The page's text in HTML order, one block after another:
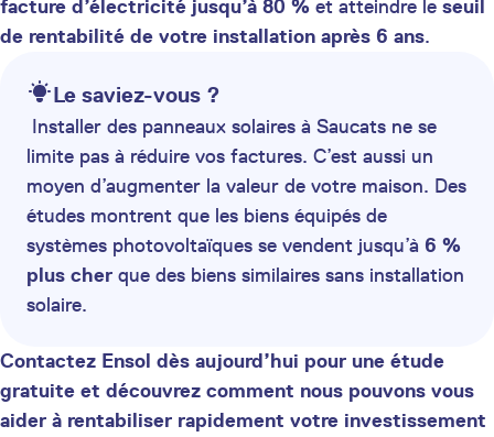
facture d’électricité jusqu’à 80 % et atteindre le seuil
de rentabilité de votre installation après 6 ans.
Le saviez-vous ?
Installer des panneaux solaires à Saucats ne se
limite pas à réduire vos factures. C’est aussi un
moyen d’augmenter la valeur de votre maison. Des
études montrent que les biens équipés de
systèmes photovoltaïques se vendent jusqu’à 6 %
plus cher que des biens similaires sans installation
solaire.
Contactez Ensol dès aujourd’hui pour une étude
gratuite et découvrez comment nous pouvons vous
aider à rentabiliser rapidement votre investissement